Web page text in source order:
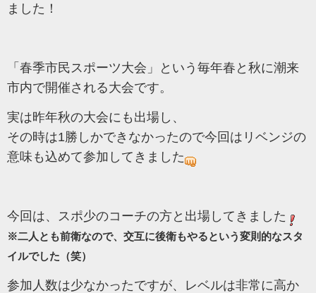
ました！
「春季市民スポーツ大会」という毎年春と秋に潮来
市内で開催される大会です。
実は昨年秋の大会にも出場し、
その時は1勝しかできなかったので今回はリベンジの
意味も込めて参加してきました
今回は、スポ少のコーチの方と出場してきました
※二人とも前衛なので、交互に後衛もやるという変則的なスタ
イルでした（笑）
参加人数は少なかったですが、レベルは非常に高か